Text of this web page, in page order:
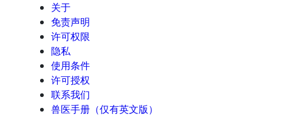
关于
免责声明
许可权限
隐私
使用条件
许可授权
联系我们
兽医手册（仅有英文版）